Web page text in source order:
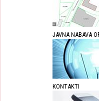
JAVNA NABAVA
KONTAKTI